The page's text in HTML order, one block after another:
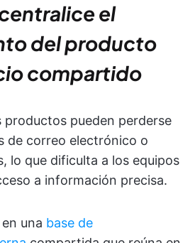
el
del producto
compartido
productos pueden perderse
de correo electrónico o
lo que dificulta a los equipos
a información precisa.
una base de